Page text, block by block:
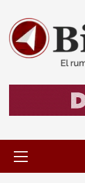
contenido
primario